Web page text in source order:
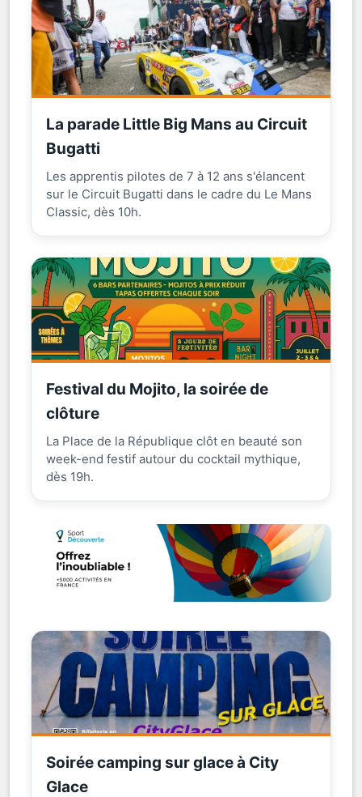
La parade Little Big Mans au Circuit
Bugatti
Les apprentis pilotes de 7 à 12 ans s'élancent
sur le Circuit Bugatti dans le cadre du Le Mans
Classic, dès 10h.
Festival du Mojito, la soirée de
clôture
La Place de la République clôt en beauté son
week-end festif autour du cocktail mythique,
dès 19h.
Soirée camping sur glace à City
Glace